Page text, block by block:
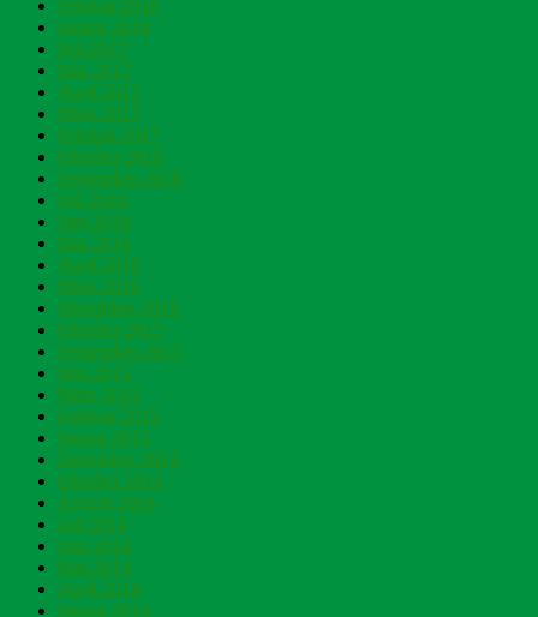
Februar 2018
Januar 2018
Juli 2017
Mai 2017
April 2017
März 2017
Februar 2017
Oktober 2016
September 2016
Juli 2016
Juni 2016
Mai 2016
April 2016
März 2016
Dezember 2015
Oktober 2015
September 2015
Mai 2015
März 2015
Februar 2015
Januar 2015
Dezember 2014
Oktober 2014
August 2014
Juli 2014
Juni 2014
Mai 2014
April 2014
Januar 2014